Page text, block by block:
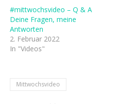
#mittwochsvideo – Q & A
Deine Fragen, meine
Antworten
2. Februar 2022
In "Videos"
Mittwochsvideo